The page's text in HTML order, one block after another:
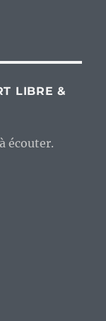
LIBRE &
écouter.